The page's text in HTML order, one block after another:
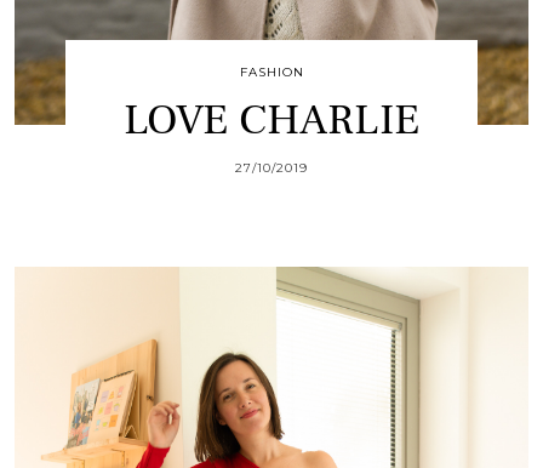
FASHION
LOVE CHARLIE
27/10/2019